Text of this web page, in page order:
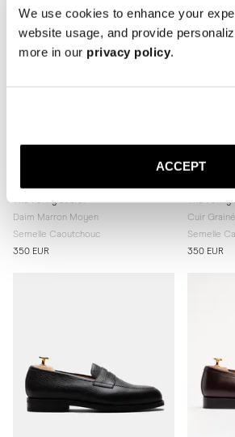
We use cookies to enhance your
website usage, and provide
more in our privacy policy.
ACCEPT
The Penny Loafer
Daim Marron Moyen
Semelle Caoutchouc
350 EUR
The Penny
Cuir
Semelle
350 EUR